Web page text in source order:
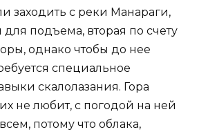
заходить с реки Манараги,
для подъема, вторая по счету
однако чтобы до нее
специальное
скалолазания. Гора
не любит, с погодой на ней
потому что облака,